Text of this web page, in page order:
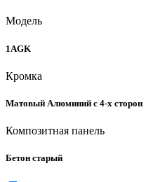
Модель
1AGK
Кромка
Матовый Алюминий с 4-х сторон
Композитная панель
Бетон старый